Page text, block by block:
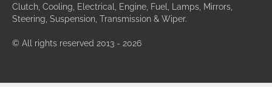
Clutch, Cooling, Electrical, Engine, Fuel, Lamps, Mirrors,
Steering, Suspension, Transmission & Wiper.
© All rights reserved 2013 - 2026